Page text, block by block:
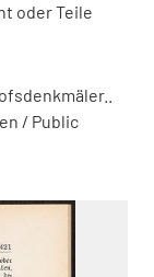
oder Teile
/ Public